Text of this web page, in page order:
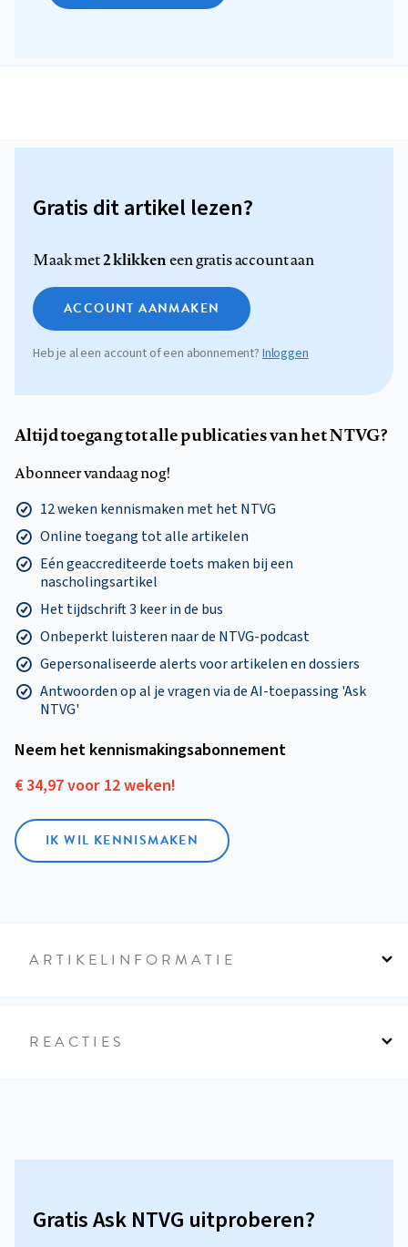
Gratis dit artikel lezen?
Maak met2 klikkeneen gratis account aan
ACCOUNT AANMAKEN
Heb je al een account of een abonnement? Inloggen
Altijd toegang tot alle publicaties van het NTVG?
Abonneer vandaag nog!
12 weken kennismaken met het NTVG
Online toegang tot alle artikelen
Eén geaccrediteerde toets maken bij een
nascholingsartikel
Het tijdschrift 3 keer in de bus
Onbeperkt luisteren naar de NTVG-podcast
Gepersonaliseerde alerts voor artikelen en dossiers
Antwoorden op al je vragen via de AI-toepassing 'Ask
NTVG'
Neem het kennismakings­abonnement
€ 34,97 voor 12 weken!
IK WIL KENNISMAKEN
ARTIKELINFORMATIE
REACTIES
Gratis Ask NTVG uitproberen?